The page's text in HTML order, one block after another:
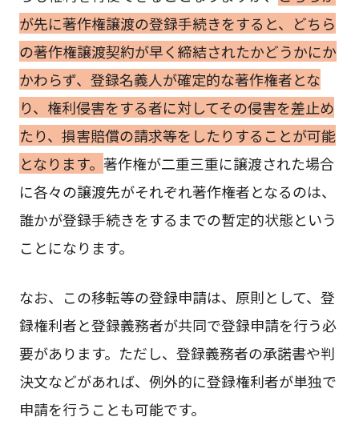
が先に著作権譲渡の登録手続きをすると、どちら
の著作権譲渡契約が早く締結されたかどうかにか
かわらず、登録名義人が確定的な著作権者とな
り、権利侵害をする者に対してその侵害を差止め
たり、損害賠償の請求等をしたりすることが可能
となります。 著作権が二重三重に譲渡された場合
に各々の譲渡先がそれぞれ著作権者となるのは、
誰かが登録手続きをするまでの暫定的状態という
ことになります。
なお、この移転等の登録申請は、原則として、登
録権利者と登録義務者が共同で登録申請を行う必
要があります。ただし、登録義務者の承諾書や判
決文などがあれば、例外的に登録権利者が単独で
申請を行うことも可能です。